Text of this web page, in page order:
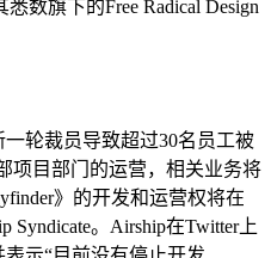
数旗下的Free Radical Design
一轮裁员导致超过30名员工被
项目部门的运营，相关业务将
》的开发和运营权将在
Syndicate。Airship在Twitter上